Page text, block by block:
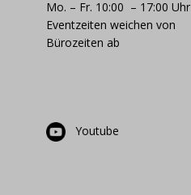
Mo. – Fr. 10:00 – 17:00 Uhr
Eventzeiten weichen von
Bürozeiten ab
Youtube